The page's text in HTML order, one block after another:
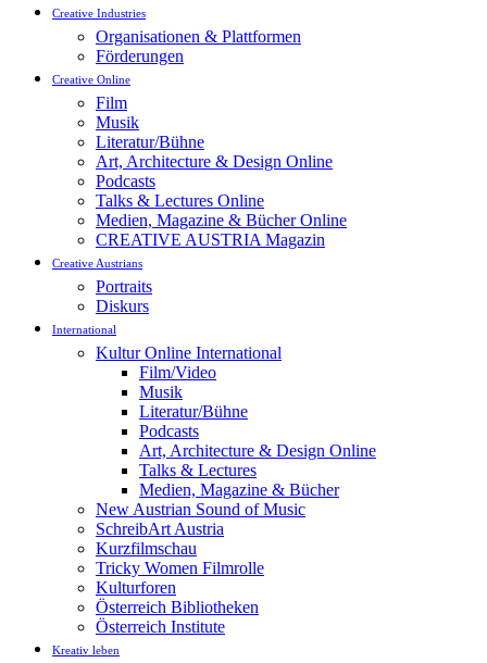
Creative Industries
Organisationen & Plattformen
Förderungen
Creative Online
Film
Musik
Literatur/Bühne
Art, Architecture & Design Online
Podcasts
Talks & Lectures Online
Medien, Magazine & Bücher Online
CREATIVE AUSTRIA Magazin
Creative Austrians
Portraits
Diskurs
International
Kultur Online International
Film/Video
Musik
Literatur/Bühne
Podcasts
Art, Architecture & Design Online
Talks & Lectures
Medien, Magazine & Bücher
New Austrian Sound of Music
SchreibArt Austria
Kurzfilmschau
Tricky Women Filmrolle
Kulturforen
Österreich Bibliotheken
Österreich Institute
Kreativ leben